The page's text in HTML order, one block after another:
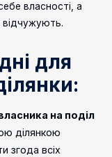
власності, а
відчужують.
для
на поділ
ділянкою
згода всіх